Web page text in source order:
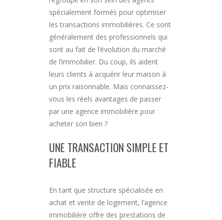
spécialement formés pour optimiser
les transactions immobilières. Ce sont
généralement des professionnels qui
sont au fait de l’évolution du marché
de l’immobilier. Du coup, ils aident
leurs clients à acquérir leur maison à
un prix raisonnable. Mais connaissez-
vous les réels avantages de passer
par une agence immobilière pour
acheter son bien ?
UNE TRANSACTION SIMPLE ET
FIABLE
En tant que structure spécialisée en
achat et vente de logement, l’agence
immobilière offre des prestations de